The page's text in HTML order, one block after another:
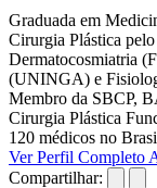
Graduada em
Cirurgia Plástica
Dermatocosmiatria
(UNINGA) e
Membro da SBCP,
Cirurgia Plástica
120 médicos no
Ver Perfil Completo
Compartilhar: